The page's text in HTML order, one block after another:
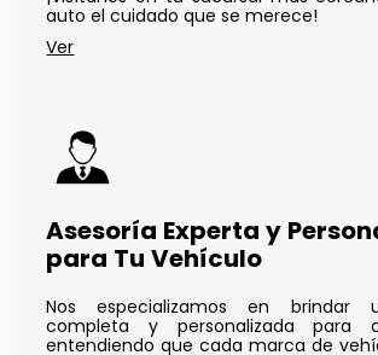
auto el cuidado que se merece!
Asesoría Experta y
para Tu Vehículo
Nos especializamos en brindar
completa y personalizada para
entendiendo que cada marca de